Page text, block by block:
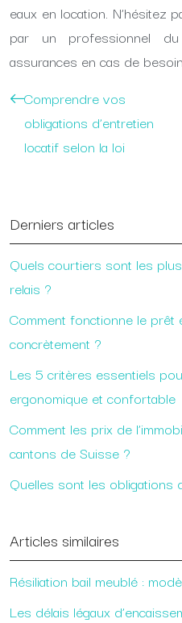
eaux en location. N’hésitez
par un professionnel
assurances en cas de
Comprendre vos
obligations d’entretien
locatif selon la loi
Derniers articles
Quels courtiers sont les
relais ?
Comment fonctionne le prêt
concrètement ?
Les 5 critères essentiels
ergonomique et confortable
Comment les prix de
cantons de Suisse ?
Quelles sont les obligations
Articles similaires
Résiliation bail meublé :
Les délais légaux